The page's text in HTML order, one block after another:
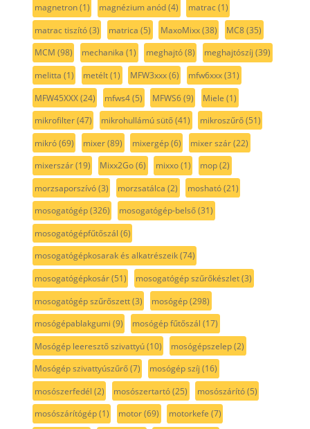
magnetron(1) magnézium anód(4) matrac(1)
matrac tiszító(3) matrica (5) MaxoMixx(38) MC8(35)
MCM (98) mechanika (1) meghajtó(8) meghajtószíj (39)
melitta (1) metélt(1) MFW3xxx(6) mfw6xxx(31)
MFW45XXX(24) mfws4(5) MFWS6(9) Miele (1)
mikrofilter(47) mikrohullámú sütő(41) mikroszűrő(51)
mikró(69) mixer(89) mixergép(6) mixer szár(22)
mixerszár(19) Mixx2Go(6) mixxo(1) mop(2)
morzsaporszívó(3) morzsatálca (2) mosható(21)
mosogatógép(326) mosogatógép-belső(31)
mosogatógépfűtőszál (6)
mosogatógépkosarak és alkatrészeik(74)
mosogatógépkosár(51) mosogatógép szűrőkészlet(3)
mosogatógép szűrőszett(3) mosógép(298)
mosógépablakgumi (9) mosógép fűtőszál (17)
Mosógép leeresztő szivattyú(10) mosógépszelep(2)
Mosógép szivattyúszűrő(7) mosógép szíj (16)
mosószerfedél (2) mosószertartó(25) mosószárító(5)
mosószárítógép(1) motor(69) motorkefe (7)